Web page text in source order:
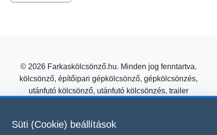
© 2026 Farkaskölcsönző.hu. Minden jog fenntartva.
kölcsönző, építőipari gépkölcsönző, gépkölcsönzés,
utánfutó kölcsönző, utánfutó kölcsönzés, trailer
Kölcsönzőtől!
Süti (Cookie) beállítások